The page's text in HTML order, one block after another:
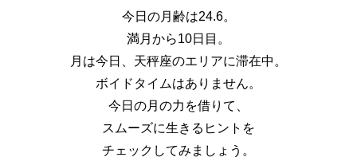
今日の月齢は24.6。
満月から10日目。
月は今日、天秤座のエリアに滞在中。
ボイドタイムはありません。
今日の月の力を借りて、
スムーズに生きるヒントを
チェックしてみましょう。